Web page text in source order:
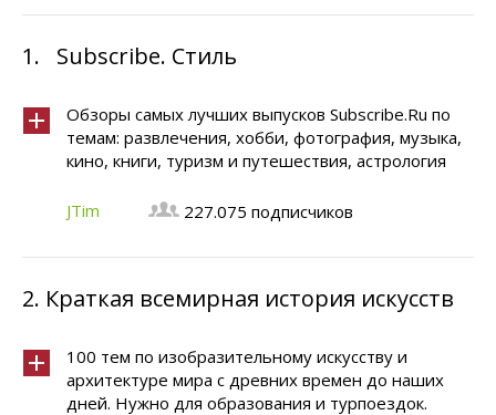
1. Subscribe. Стиль
Обзоры самых лучших выпусков Subscribe.Ru по
темам: развлечения, хобби, фотография, музыка,
кино, книги, туризм и путешествия, астрология
JTim 227.075 подписчиков
2. Краткая всемирная история искусств
100 тем по изобразительному искусству и
архитектуре мира с древних времен до наших
дней. Нужно для образования и турпоездок.